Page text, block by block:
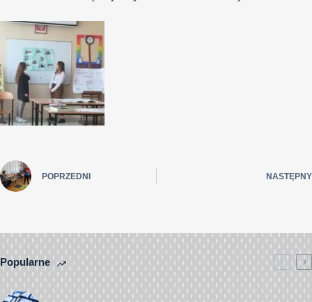
POPRZEDNI NASTĘPNY
Popularne